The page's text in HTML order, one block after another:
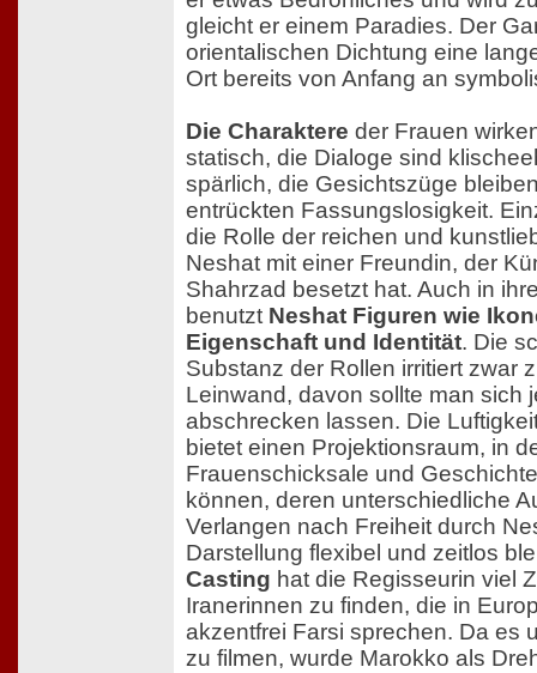
gleicht er einem Paradies. Der
orientalischen Dichtung eine
Ort bereits von Anfang an
Die Charaktere der Frauen
statisch, die Dialoge sind
spärlich, die Gesichtszüge
entrückten Fassungslosigkeit.
die Rolle der reichen und
Neshat mit einer Freundin, der
Shahrzad besetzt hat. Auch in
benutzt Neshat Figuren wie
Eigenschaft und Identität. Die
Substanz der Rollen irritiert zwar
Leinwand, davon sollte man sich
abschrecken lassen. Die
bietet einen Projektionsraum, in
Frauenschicksale und
können, deren unterschiedliche
Verlangen nach Freiheit durch
Darstellung flexibel und zeitlos
Casting hat die Regisseurin viel
Iranerinnen zu finden, die in
akzentfrei Farsi sprechen. Da es
zu filmen, wurde Marokko als